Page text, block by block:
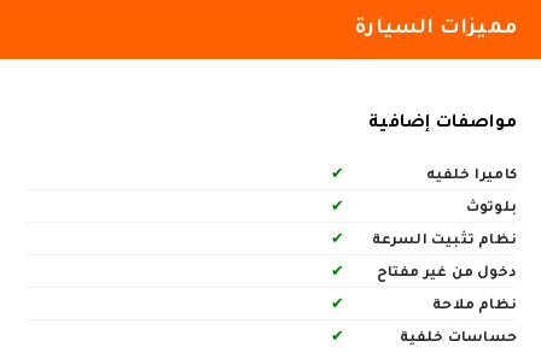
مميزات السيارة
مواصفات إضافية
كاميرا خلفيه
✔
بلوتوث
✔
نظام تثبيت السرعة
✔
دخول من غير مفتاح
✔
نظام ملاحة
✔
حساسات خلفية
✔